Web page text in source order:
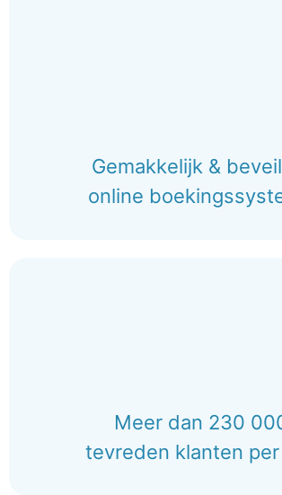
Gemakkelijk &
online
Meer dan 230
tevreden klanten per